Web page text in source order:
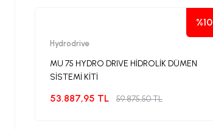
%10
Hydrodrive
MU 75 HYDRO DRIVE HİDROLİK DÜMEN
SİSTEMİ KİTİ
53.887,95 TL 59.875,50 TL